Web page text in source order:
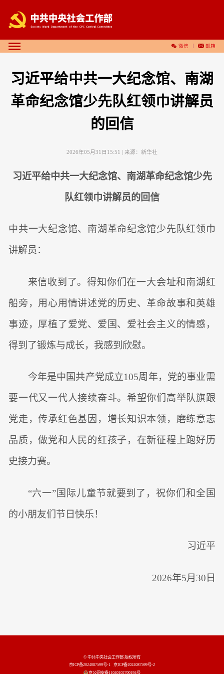
微信 邮箱
习近平给中共一大纪念馆、南湖
革命纪念馆少先队红领巾讲解员
的回信
2026年05月31日15:51 | 来源： 新华社
习近平给中共一大纪念馆、南湖革命纪念馆少先
队红领巾讲解员的回信
中共一大纪念馆、南湖革命纪念馆少先队红领巾
讲解员：
来信收到了。得知你们在一大会址和南湖红
船旁，用心用情讲述党的历史、革命故事和英雄
事迹，厚植了爱党、爱国、爱社会主义的情感，
得到了锻炼与成长，我感到欣慰。
今年是中国共产党成立105周年，党的事业需
要一代又一代人接续奋斗。希望你们高举队旗跟
党走，传承红色基因，增长知识本领，磨练意志
品质，做党和人民的红孩子，在新征程上跑好历
史接力赛。
“六一”国际儿童节就要到了，祝你们和全国
的小朋友们节日快乐！
习近平
2026年5月30日
© 中共中央社会工作部 版权所有
京ICP备2024087599号-1
京ICP备2024087599号-2
京公网安备11040102700194号